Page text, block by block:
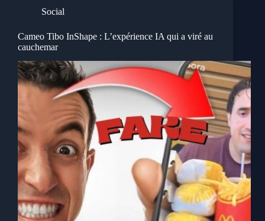
Social
Cameo Tibo InShape : L’expérience IA qui a viré au
cauchemar